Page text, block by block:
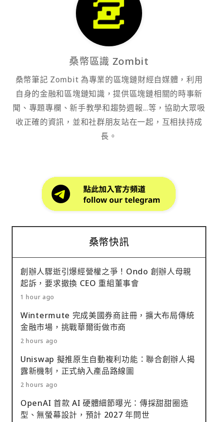
桑幣區識 Zombit
桑幣筆記 Zombit 為專業的區塊鏈財經自媒體，利用
自身的金融和區塊鏈知識，提供區塊鏈相關的時事新
聞、專題專欄、新手教學和趨勢週報...等，協助大眾吸
收正確的資訊，並和社群朋友站在一起，互相扶持成
長。
桑幣快訊
創辦人驟逝引爆經營權之爭！Ondo 創辦人母親
起訴，要求撤換 CEO 重組董事會
1 hour ago
Wintermute 完成美國券商註冊，擴大布局傳統
金融市場，挑戰華爾街做市商
2 hours ago
Uniswap 擬推原生自動複利功能：聯合創辦人揭
露新機制，正式納入產品路線圖
2 hours ago
OpenAI 首款 AI 硬體細節曝光：傳採甜甜圈造
型、無螢幕設計，預計 2027 年問世